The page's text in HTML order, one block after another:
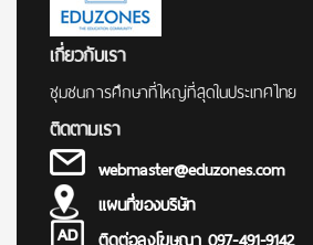
เกี่ยวกับเรา
ชุมชนการศึกษาที่ใหญ่ที่สุดในประเทศไทย
ติดตามเรา
webmaster@eduzones.com
แผนที่ของบริษัท